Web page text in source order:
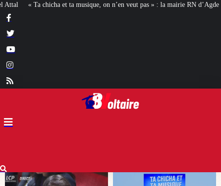
n’en veut pas » : la mairie RN d’Agde face à la meute « antiraciste »